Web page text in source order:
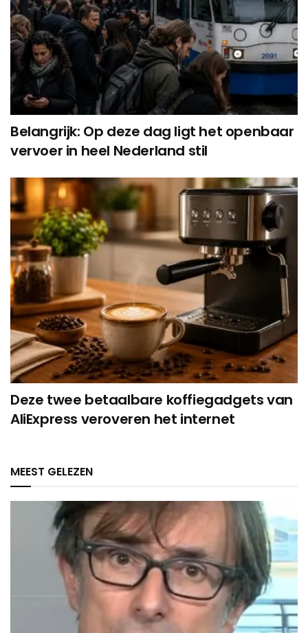
Belangrijk: Op deze dag ligt het openbaar
vervoer in heel Nederland stil
Deze twee betaalbare koffiegadgets van
AliExpress veroveren het internet
MEEST GELEZEN